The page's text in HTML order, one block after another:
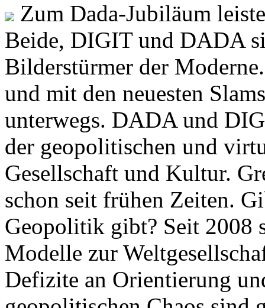
Zum Dada-Jubiläum
Beide, DIGIT und DADA
Bilderstürmer der
und mit den neuesten
unterwegs. DADA und
der geopolitischen und
Gesellschaft und Kultur.
schon seit frühen Zeiten.
Geopolitik gibt? Seit 2008
Modelle zur
Defizite an Orientierung